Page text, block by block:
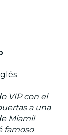
VIP con el
a una
Miami!
famoso